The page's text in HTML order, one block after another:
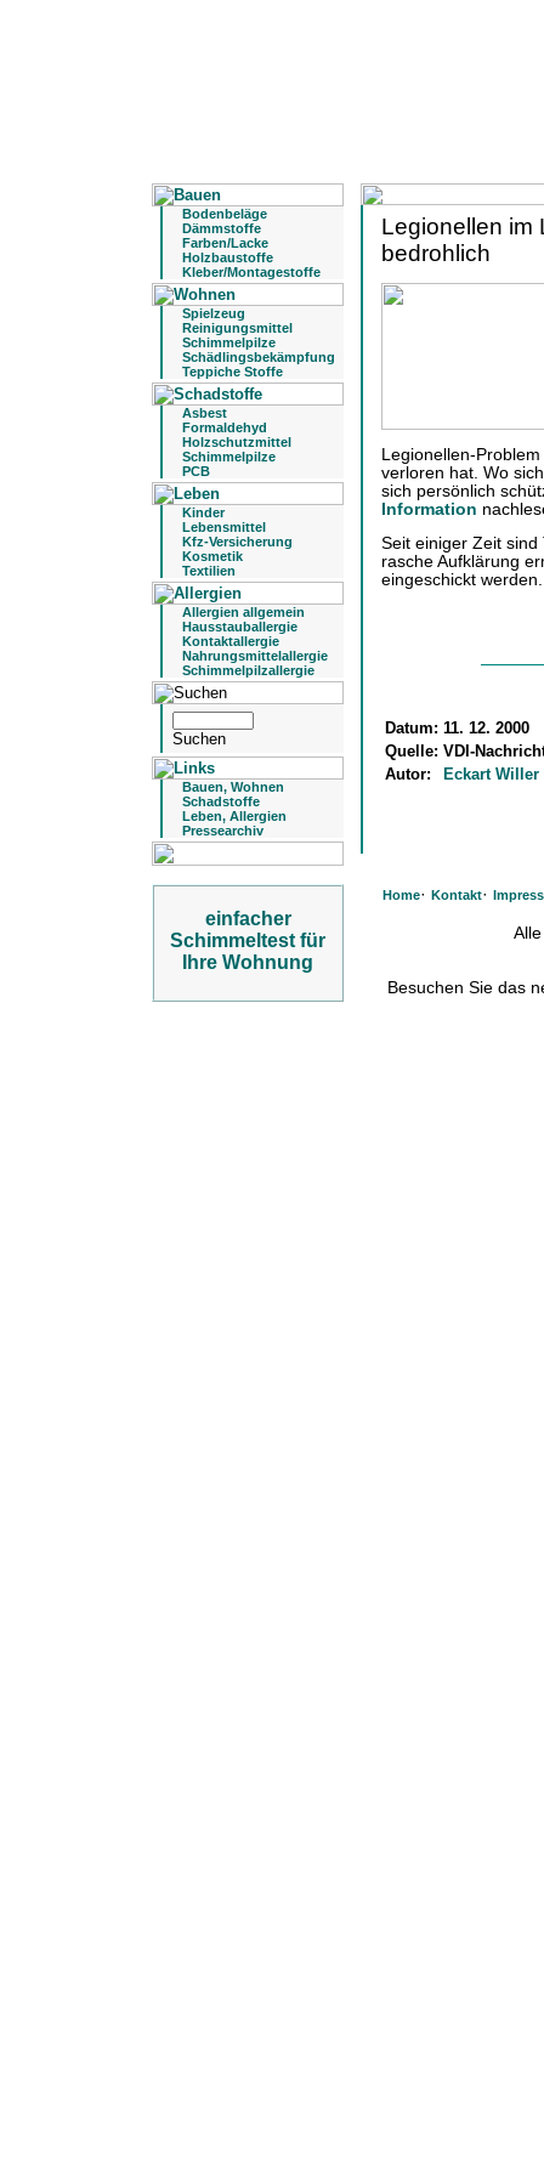
Bodenbeläge
Dämmstoffe
Farben/Lacke
Holzbaustoffe
Kleber/Montagestoffe
Spielzeug
Reinigungsmittel
Schimmelpilze
Schädlingsbekämpfung
Teppiche Stoffe
Asbest
Formaldehyd
Holzschutzmittel
Schimmelpilze
PCB
Kinder
Lebensmittel
Kfz-Versicherung
Kosmetik
Textilien
Allergien allgemein
Hausstauballergie
Kontaktallergie
Nahrungsmittelallergie
Schimmelpilzallergie
Bauen, Wohnen
Schadstoffe
Leben, Allergien
Pressearchiv
einfacher
Schimmeltest für
Ihre Wohnung
Legionellen im
bedrohlich
Legionellen-
verloren hat. Wo
sich persönlich
Information
Seit einiger Zeit
rasche Aufklärung
eingeschickt werden.
Datum: 11. 12. 2000
Quelle: VDI-
Autor:
Eckart
Home· Kontakt·
Besuchen Sie das